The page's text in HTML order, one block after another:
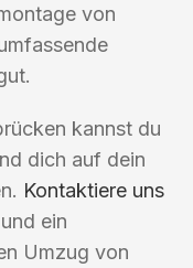
von
kannst du
dich auf dein
Kontaktiere uns
ein
Umzug von